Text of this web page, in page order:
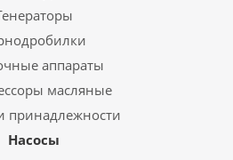
аппараты
масляные
принадлежности
Насосы